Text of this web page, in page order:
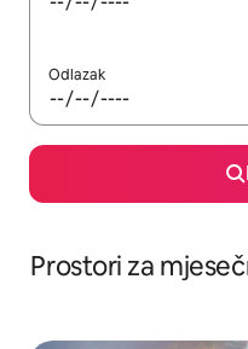
Odlazak
Prostori za